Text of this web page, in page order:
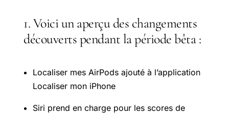
1. Voici un aperçu des changements
découverts pendant la période bêta :
Localiser mes AirPods ajouté à l’application
Localiser mon iPhone
Siri prend en charge pour les scores de